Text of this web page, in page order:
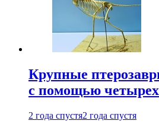
Крупные
с помощью четырех
2 года спустя2 года спустя